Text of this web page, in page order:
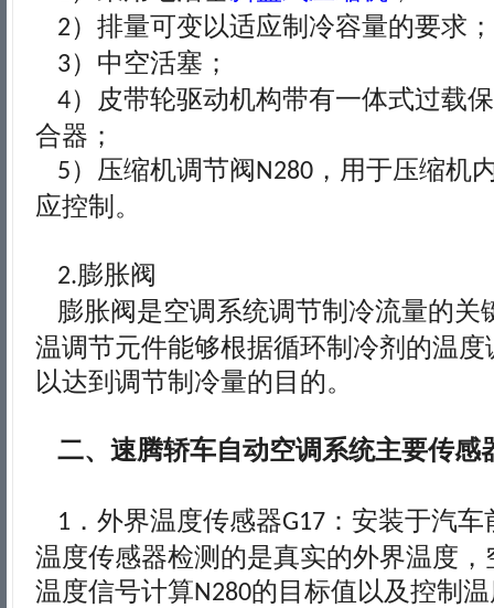
2）排量可变以适应制冷容量的要求；
3）中空活塞；
4）皮带轮驱动机构带有一体式过载
合器；
5 ）压缩机调节阀N280 ，用于压缩机
应控制。
2.膨胀阀
膨胀阀是空调系统调节制冷流量的关
温调节元件能够根据循环制冷剂的温
以达到调节制冷量的目的。
二、速腾轿车自动空调系统主要传感
1 ．外界温度传感器G17 ：安装于汽
温度传感器检测的是真实的外界温度
温度信号计算N280的目标值以及控制